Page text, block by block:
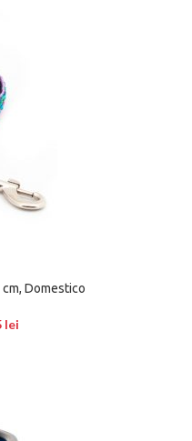
Domestico
lei